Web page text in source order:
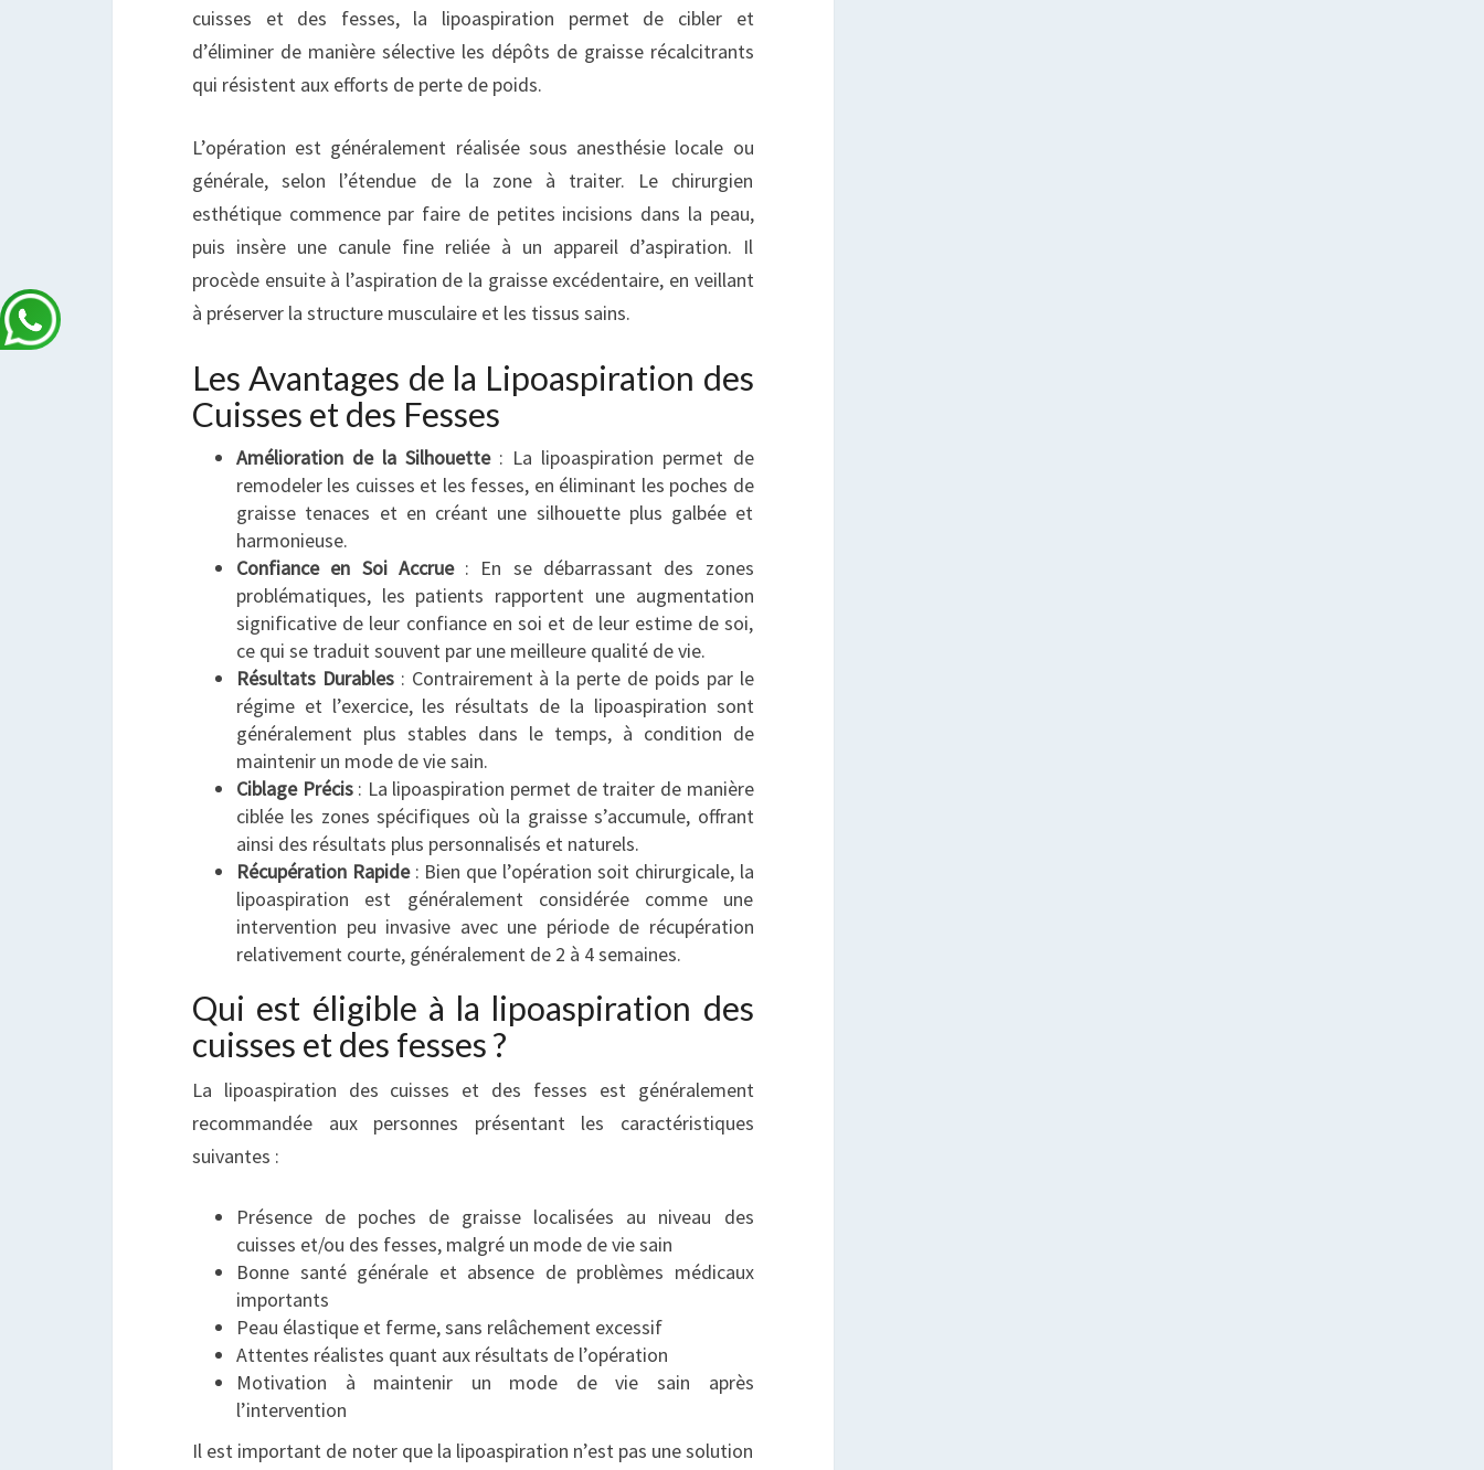
cuisses et des fesses, la lipoaspiration permet de cibler et
d’éliminer de manière sélective les dépôts de graisse récalcitrants
qui résistent aux efforts de perte de poids.
L’opération est généralement réalisée sous anesthésie locale ou
générale, selon l’étendue de la zone à traiter. Le chirurgien
esthétique commence par faire de petites incisions dans la peau,
puis insère une canule fine reliée à un appareil d’aspiration. Il
procède ensuite à l’aspiration de la graisse excédentaire, en veillant
à préserver la structure musculaire et les tissus sains.
Les Avantages de la Lipoaspiration des
Cuisses et des Fesses
Amélioration de la Silhouette: La lipoaspiration permet de
remodeler les cuisses et les fesses, en éliminant les poches de
graisse tenaces et en créant une silhouette plus galbée et
harmonieuse.
Confiance en Soi Accrue: En se débarrassant des zones
problématiques, les patients rapportent une augmentation
significative de leur confiance en soi et de leur estime de soi,
ce qui se traduit souvent par une meilleure qualité de vie.
Résultats Durables: Contrairement à la perte de poids par le
régime et l’exercice, les résultats de la lipoaspiration sont
généralement plus stables dans le temps, à condition de
maintenir un mode de vie sain.
Ciblage Précis: La lipoaspiration permet de traiter de manière
ciblée les zones spécifiques où la graisse s’accumule, offrant
ainsi des résultats plus personnalisés et naturels.
Récupération Rapide: Bien que l’opération soit chirurgicale, la
lipoaspiration est généralement considérée comme une
intervention peu invasive avec une période de récupération
relativement courte, généralement de 2 à 4 semaines.
Qui est éligible à la lipoaspiration des
cuisses et des fesses ?
La lipoaspiration des cuisses et des fesses est généralement
recommandée aux personnes présentant les caractéristiques
suivantes :
Présence de poches de graisse localisées au niveau des
cuisses et/ou des fesses, malgré un mode de vie sain
Bonne santé générale et absence de problèmes médicaux
importants
Peau élastique et ferme, sans relâchement excessif
Attentes réalistes quant aux résultats de l’opération
Motivation à maintenir un mode de vie sain après
l’intervention
Il est important de noter que la lipoaspiration n’est pas une solution